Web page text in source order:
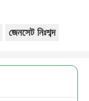
জেনসেট নিঃশব্দ